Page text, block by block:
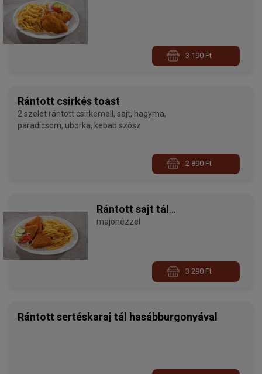
3 190 Ft
Rántott csirkés toast
2 szelet rántott csirkemell, sajt, hagyma,
paradicsom, uborka, kebab szósz
2 890 Ft
Rántott sajt tál
hasábburgonyával
majonézzel
3 290 Ft
Rántott sertéskaraj tál hasábburgonyával